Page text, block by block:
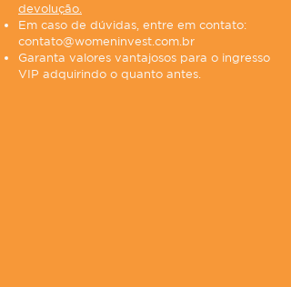
devolução.
Em caso de dúvidas, entre em contato:
contato@womeninvest.com.br
Garanta valores vantajosos para o ingresso
VIP adquirindo o quanto antes.